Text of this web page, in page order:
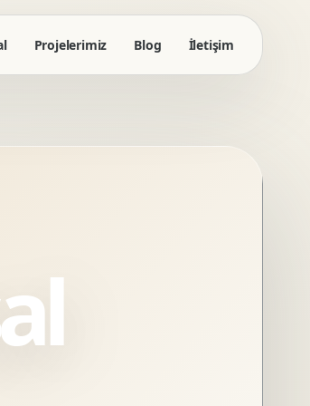
Projelerimiz Blog İletişim